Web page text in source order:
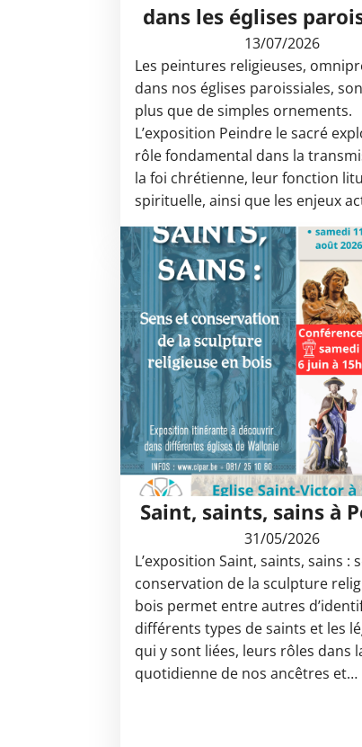
dans les églises
13/07/2026
Les peintures religieuses,
dans nos églises paroissiales,
plus que de simples ornements.
L’exposition Peindre le sacré
rôle fondamental dans la
la foi chrétienne, leur fonction
spirituelle, ainsi que les enjeux
Saint, saints, sains à
31/05/2026
L’exposition Saint, saints, sains :
conservation de la sculpture
bois permet entre autres
différents types de saints et les
qui y sont liées, leurs rôles dans
quotidienne de nos ancêtres et…